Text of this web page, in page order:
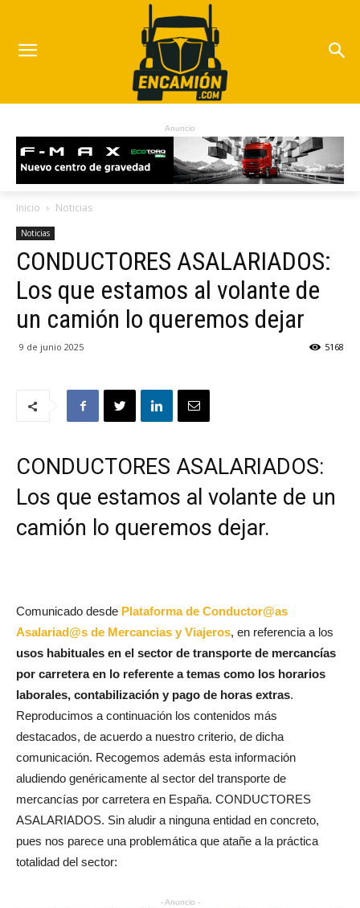
Anuncio
Inicio Noticias
Noticias
CONDUCTORES ASALARIADOS:
Los que estamos al volante de
un camión lo queremos dejar
9 de junio 2025 5168
CONDUCTORES ASALARIADOS:
Los que estamos al volante de un
camión lo queremos dejar.
Comunicado desde Plataforma de Conductor@as
Asalariad@s de Mercancias y Viajeros, en referencia a los
usos habituales en el sector de transporte de mercancías
por carretera en lo referente a temas como los horarios
laborales, contabilización y pago de horas extras.
Reproducimos a continuación los contenidos más
destacados, de acuerdo a nuestro criterio, de dicha
comunicación. Recogemos además esta información
aludiendo genéricamente al sector del transporte de
mercancías por carretera en España. CONDUCTORES
ASALARIADOS. Sin aludir a ninguna entidad en concreto,
pues nos parece una problemática que atañe a la práctica
totalidad del sector:
- Anuncio -